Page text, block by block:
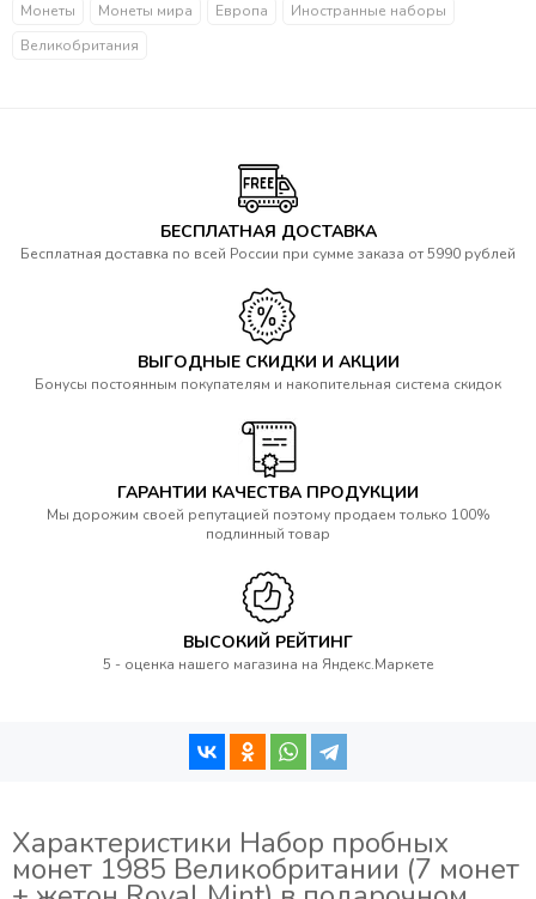
Монеты Монеты мира Европа
Иностранные наборы
Великобритания
БЕСПЛАТНАЯ ДОСТАВКА
Бесплатная доставка по всей России при сумме заказа от 5990 рублей
ВЫГОДНЫЕ СКИДКИ И АКЦИИ
Бонусы постоянным покупателям и накопительная система скидок
ГАРАНТИИ КАЧЕСТВА ПРОДУКЦИИ
Мы дорожим своей репутацией поэтому продаем только 100%
подлинный товар
ВЫСОКИЙ РЕЙТИНГ
5 - оценка нашего магазина на Яндекс.Маркете
Характеристики Набор пробных
монет 1985 Великобритании (7 монет